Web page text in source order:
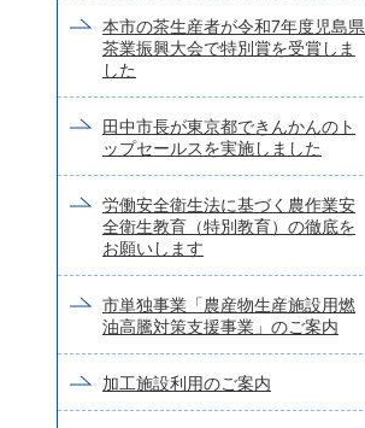
本市の茶生産者が令和7年度児島県
茶業振興大会で特別賞を受賞しま
した
田中市長が東京都できんかんのト
ップセールスを実施しました
労働安全衛生法に基づく農作業安
全衛生教育（特別教育）の徹底を
お願いします
市単独事業「農産物生産施設用燃
油高騰対策支援事業」のご案内
加工施設利用のご案内